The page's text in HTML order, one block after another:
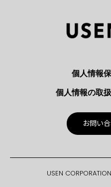
個人情報
個人情報の取
お問い
USEN